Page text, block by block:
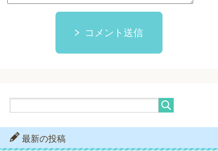
コメント送信
最新の投稿